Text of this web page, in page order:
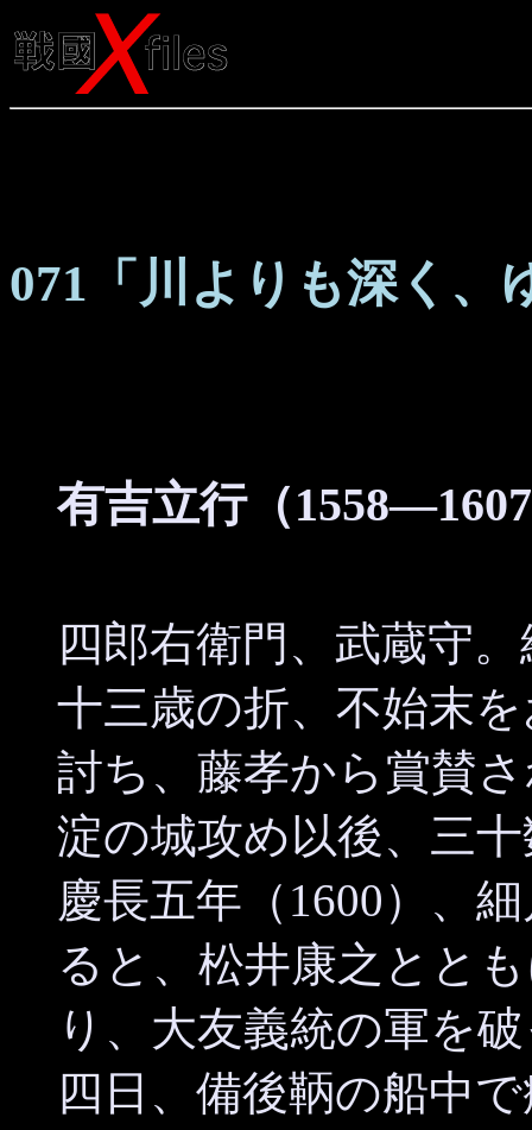
071「川よりも深く、
有吉立行（
四郎右衛門、武蔵守
十三歳の折、不始末
討ち、藤孝から賞賛
淀の城攻め以後、三
慶長五年（1600）、
ると、松井康之とと
り、大友義統の軍を
四日、備後鞆の船中